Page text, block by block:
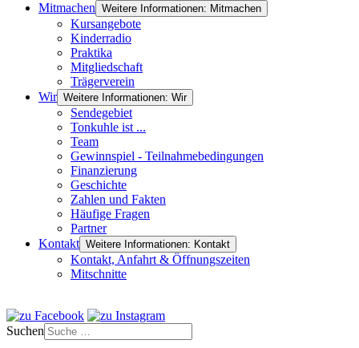
Mitmachen Weitere Informationen: Mitmachen
Kursangebote
Kinderradio
Praktika
Mitgliedschaft
Trägerverein
Wir Weitere Informationen: Wir
Sendegebiet
Tonkuhle ist ...
Team
Gewinnspiel - Teilnahmebedingungen
Finanzierung
Geschichte
Zahlen und Fakten
Häufige Fragen
Partner
Kontakt Weitere Informationen: Kontakt
Kontakt, Anfahrt & Öffnungszeiten
Mitschnitte
Suchen